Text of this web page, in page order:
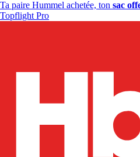
Ta paire Hummel achetée, ton sac
Topflight Pro